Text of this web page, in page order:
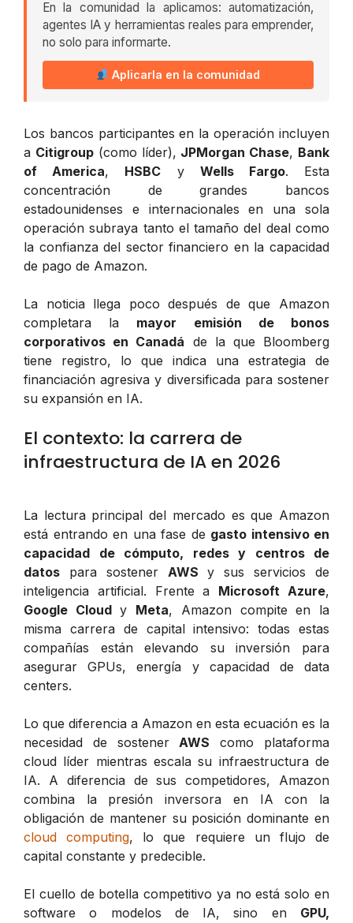
En la comunidad la aplicamos: automatización,
agentes IA y herramientas reales para emprender,
no solo para informarte.
Aplicarla en la comunidad
Los bancos participantes en la operación incluyen
a Citigroup(como líder), JPMorgan Chase, Bank
of America, HSBC y Wells Fargo. Esta
concentración de grandes bancos
estadounidenses e internacionales en una sola
operación subraya tanto el tamaño del deal como
la confianza del sector financiero en la capacidad
de pago de Amazon.
La noticia llega poco después de que Amazon
completara la mayor emisión de bonos
corporativos en Canadá de la que Bloomberg
tiene registro, lo que indica una estrategia de
financiación agresiva y diversificada para sostener
su expansión en IA.
El contexto: la carrera de
infraestructura de IA en 2026
La lectura principal del mercado es que Amazon
está entrando en una fase de gasto intensivo en
capacidad de cómputo, redes y centros de
datos para sostener AWS y sus servicios de
inteligencia artificial. Frente a Microsoft Azure,
Google Cloudy Meta, Amazon compite en la
misma carrera de capital intensivo: todas estas
compañías están elevando su inversión para
asegurar GPUs, energía y capacidad de data
centers.
Lo que diferencia a Amazon en esta ecuación es la
necesidad de sostenerAWS como plataforma
cloud líder mientras escala su infraestructura de
IA. A diferencia de sus competidores, Amazon
combina la presión inversora en IA con la
obligación de mantener su posición dominante en
cloud computing, lo que requiere un flujo de
capital constante y predecible.
El cuello de botella competitivo ya no está solo en
software o modelos de IA, sino en GPU,